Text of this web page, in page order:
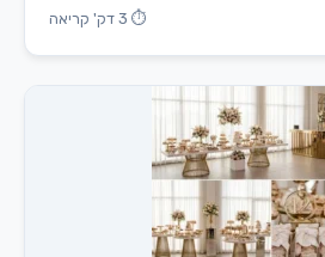
⏱ 3 דק' קריאה